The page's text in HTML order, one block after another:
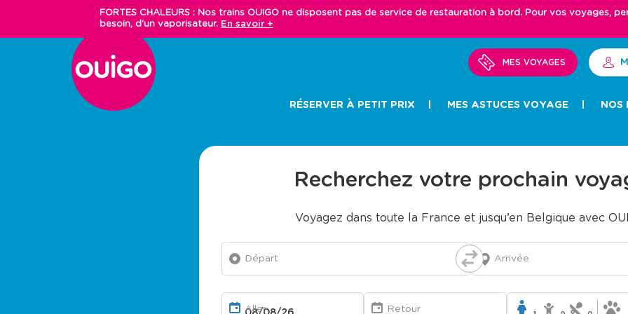
FORTES CHALEURS : Nos trains OUIGO ne disposent pas de service de restauration à bord. Pour vos voyages,
besoin, d'un vaporisateur. En savoir +
MES VOYAGES
RÉSERVER À PETIT PRIX MES ASTUCES VOYAGE NOS
Recherchez votre prochain
Voyagez dans toute la France et jusqu’en Belgique avec
Départ Arrivée
Aller Retour